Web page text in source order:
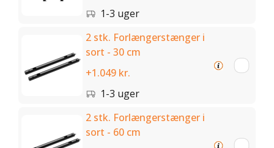
1-3 uger
2 stk. Forlængerstænger i
sort - 30 cm
+1.049 kr.
1-3 uger
2 stk. Forlængerstænger i
sort - 60 cm